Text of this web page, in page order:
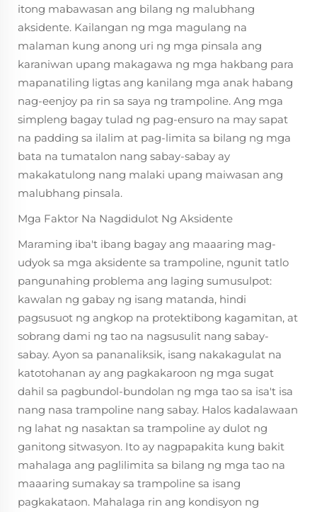
itong mabawasan ang bilang ng malubhang
aksidente. Kailangan ng mga magulang na
malaman kung anong uri ng mga pinsala ang
karaniwan upang makagawa ng mga hakbang para
mapanatiling ligtas ang kanilang mga anak habang
nag-eenjoy pa rin sa saya ng trampoline. Ang mga
simpleng bagay tulad ng pag-ensuro na may sapat
na padding sa ilalim at pag-limita sa bilang ng mga
bata na tumatalon nang sabay-sabay ay
makakatulong nang malaki upang maiwasan ang
malubhang pinsala.
Mga Faktor Na Nagdidulot Ng Aksidente
Maraming iba't ibang bagay ang maaaring mag-
udyok sa mga aksidente sa trampoline, ngunit tatlo
pangunahing problema ang laging sumusulpot:
kawalan ng gabay ng isang matanda, hindi
pagsusuot ng angkop na protektibong kagamitan, at
sobrang dami ng tao na nagsusulit nang sabay-
sabay. Ayon sa pananaliksik, isang nakakagulat na
katotohanan ay ang pagkakaroon ng mga sugat
dahil sa pagbundol-bundolan ng mga tao sa isa't isa
nang nasa trampoline nang sabay. Halos kadalawaan
ng lahat ng nasaktan sa trampoline ay dulot ng
ganitong sitwasyon. Ito ay nagpapakita kung bakit
mahalaga ang paglilimita sa bilang ng mga tao na
maaaring sumakay sa trampoline sa isang
pagkakataon. Mahalaga rin ang kondisyon ng